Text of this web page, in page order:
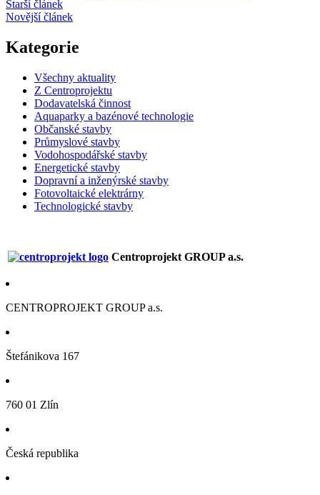
Starší článek
Novější článek
Kategorie
Všechny aktuality
Z Centroprojektu
Dodavatelská činnost
Aquaparky a bazénové technologie
Občanské stavby
Průmyslové stavby
Vodohospodářské stavby
Energetické stavby
Dopravní a inženýrské stavby
Fotovoltaické elektrárny
Technologické stavby
Centroprojekt GROUP a.s.
CENTROPROJEKT GROUP a.s.
Štefánikova 167
760 01 Zlín
Česká republika